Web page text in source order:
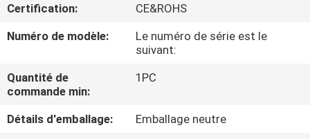
SUJET
DE
NOUS
VISITE
Certification:
CE&ROHS
Numéro de modèle:
Le numéro de série est le
suivant:
Quantité de
commande min:
1PC
Détails d'emballage:
Emballage neutre